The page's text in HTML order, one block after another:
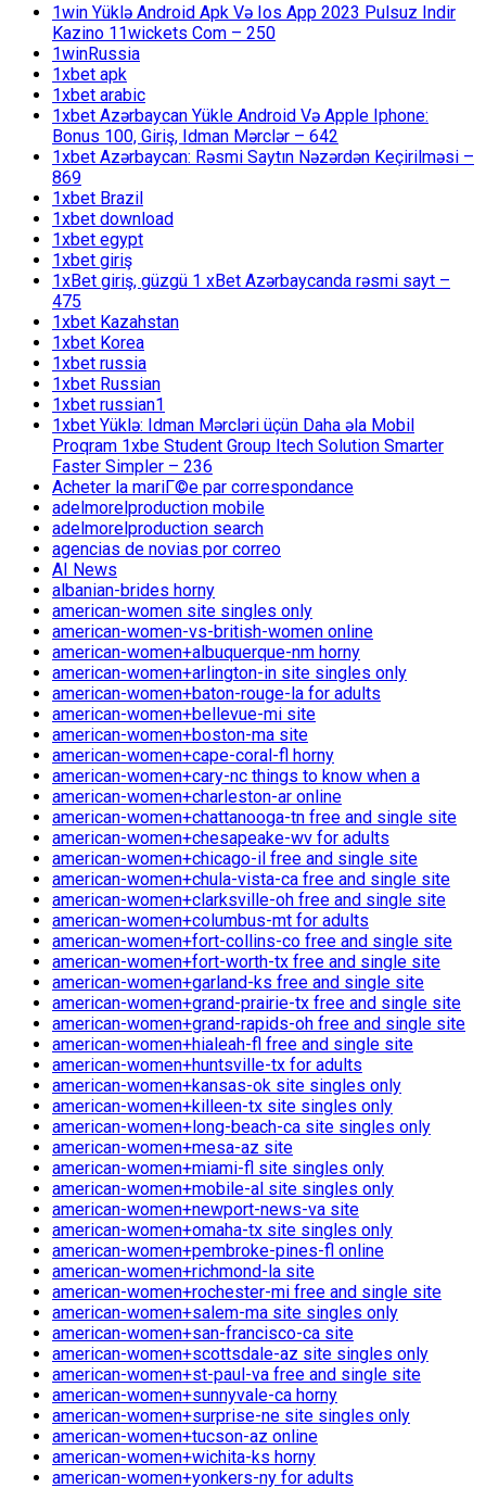
1win Yüklə Android Apk Və Ios App 2023 Pulsuz Indir
Kazino 11wickets Com – 250
1winRussia
1xbet apk
1xbet arabic
1xbet Azərbaycan Yükle Android Və Apple Iphone:
Bonus 100, Giriş, Idman Mərclər – 642
1xbet Azərbaycan: Rəsmi Saytın Nəzərdən Keçirilməsi –
869
1xbet Brazil
1xbet download
1xbet egypt
1xbet giriş
1xBet giriş, güzgü 1 xBet Azərbaycanda rəsmi sayt –
475
1xbet Kazahstan
1xbet Korea
1xbet russia
1xbet Russian
1xbet russian1
1xbet Yüklə: Idman Mərcləri üçün Daha əla Mobil
Proqram 1xbe Student Group Itech Solution Smarter
Faster Simpler – 236
Acheter la mariГ©e par correspondance
adelmorelproduction mobile
adelmorelproduction search
agencias de novias por correo
AI News
albanian-brides horny
american-women site singles only
american-women-vs-british-women online
american-women+albuquerque-nm horny
american-women+arlington-in site singles only
american-women+baton-rouge-la for adults
american-women+bellevue-mi site
american-women+boston-ma site
american-women+cape-coral-fl horny
american-women+cary-nc things to know when a
american-women+charleston-ar online
american-women+chattanooga-tn free and single site
american-women+chesapeake-wv for adults
american-women+chicago-il free and single site
american-women+chula-vista-ca free and single site
american-women+clarksville-oh free and single site
american-women+columbus-mt for adults
american-women+fort-collins-co free and single site
american-women+fort-worth-tx free and single site
american-women+garland-ks free and single site
american-women+grand-prairie-tx free and single site
american-women+grand-rapids-oh free and single site
american-women+hialeah-fl free and single site
american-women+huntsville-tx for adults
american-women+kansas-ok site singles only
american-women+killeen-tx site singles only
american-women+long-beach-ca site singles only
american-women+mesa-az site
american-women+miami-fl site singles only
american-women+mobile-al site singles only
american-women+newport-news-va site
american-women+omaha-tx site singles only
american-women+pembroke-pines-fl online
american-women+richmond-la site
american-women+rochester-mi free and single site
american-women+salem-ma site singles only
american-women+san-francisco-ca site
american-women+scottsdale-az site singles only
american-women+st-paul-va free and single site
american-women+sunnyvale-ca horny
american-women+surprise-ne site singles only
american-women+tucson-az online
american-women+wichita-ks horny
american-women+yonkers-ny for adults